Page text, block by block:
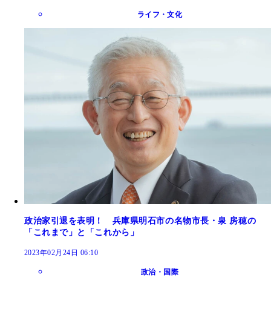
ライフ・文化
政治家引退を表明！ 兵庫県明石市の名物市長・泉 房穂の
「これまで」と「これから」
2023年02月24日 06:10
政治・国際